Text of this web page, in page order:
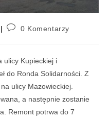
0 Komentarzy
ulicy Kupieckiej i
do Ronda Solidarności. Z
ulicy Mazowieckiej.
a następnie zostanie
Remont potrwa do 7